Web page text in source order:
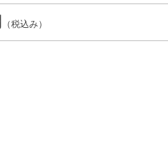
（税込み）